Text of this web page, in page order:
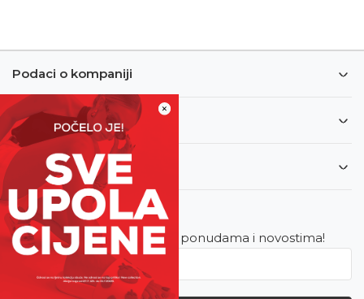
×
Podaci o kompaniji
Informacije
Korisnički servis
Newsletter
Budite u toku sa najnovijim ponudama i novostima!